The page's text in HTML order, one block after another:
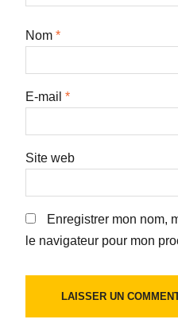
Nom *
E-mail *
Site web
Enregistrer mon nom,
le navigateur pour mon